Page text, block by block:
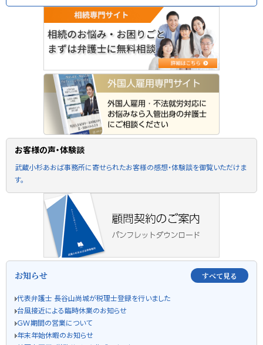
お客様の声・体験談
武蔵小杉あおば事務所に寄せられたお客様の感想・体験談を御覧いただけま
す。
お知らせ すべて見る
代表弁護士 長谷山尚城が税理士登録を行いました
台風接近による臨時休業のお知らせ
ＧＷ期間の営業について
年末年始休暇のお知らせ